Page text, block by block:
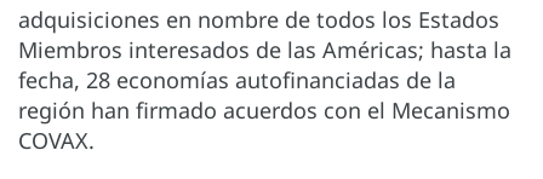
adquisiciones en nombre de todos los Estados
Miembros interesados de las Américas; hasta la
fecha, 28 economías autofinanciadas de la
región han firmado acuerdos con el Mecanismo
COVAX.